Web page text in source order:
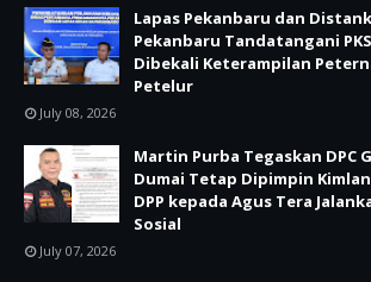
Lapas Pekanbaru dan
Pekanbaru Tandatangani
Dibekali Keterampilan
Petelur
July 08, 2026
Martin Purba Tegaskan DPC
Dumai Tetap Dipimpin
DPP kepada Agus Tera
Sosial
July 07, 2026